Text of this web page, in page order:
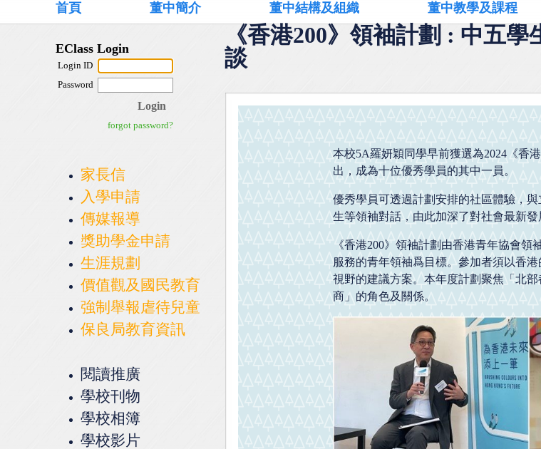
首頁 董中簡介 董中結構及組織 董中教學及課程
家長信
入學申請
傳媒報導
獎助學金申請
生涯規劃
價值觀及國民教育
強制舉報虐待兒童
保良局教育資訊
閱讀推廣
學校刊物
學校相簿
學校影片
《香港200》領袖計劃 : 中五
談
本校5A羅妍穎同學早前獲選為2024《香
出，成為十位優秀學員的其中一員。
優秀學員可透過計劃安排的社區體驗，
生等領袖對話，由此加深了對社會最新發
《香港200》領袖計劃由香港青年協會
服務的青年領袖爲目標。參加者須以香
視野的建議方案。本年度計劃聚焦「北
商」的角色及關係。